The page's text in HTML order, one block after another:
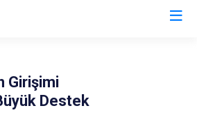
Girişimi
Destek